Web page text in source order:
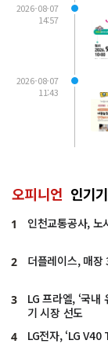
2026-08-07
14:57
2026-08-07
11:43
오피니언 인기
1 인천교통공사, 노
2 더플레이스, 매장
3
LG 프라엘, ‘국내
기 시장 선도
4 LG전자, ‘LG